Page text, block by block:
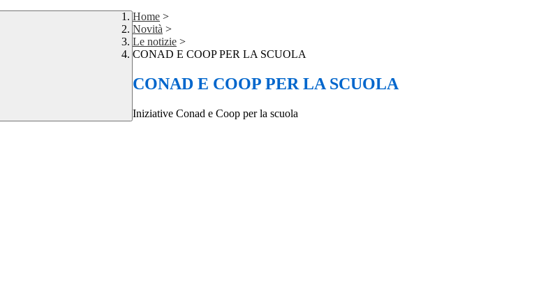
Home >
Novità >
Le notizie >
CONAD E COOP PER LA SCUOLA
CONAD E COOP PER LA SCUOLA
Iniziative Conad e Coop per la scuola